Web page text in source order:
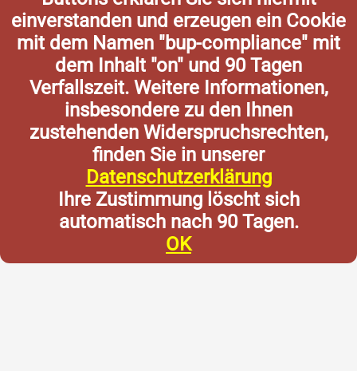
einverstanden und erzeugen ein Cookie
mit dem Namen "bup-compliance" mit
dem Inhalt "on" und 90 Tagen
Verfallszeit. Weitere Informationen,
insbesondere zu den Ihnen
zustehenden Widerspruchsrechten,
finden Sie in unserer
Datenschutzerklärung
Ihre Zustimmung löscht sich
automatisch nach 90 Tagen.
OK